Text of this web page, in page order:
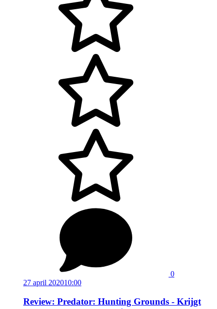
0
27 april 202010:00
Review: Predator: Hunting Grounds - Krijgt